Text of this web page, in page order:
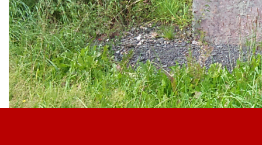
Verein
Der Verein
Vorstand
Beirat
Schiedsrichter
Mitgliedschaft
Partner werden
Downloadbereich